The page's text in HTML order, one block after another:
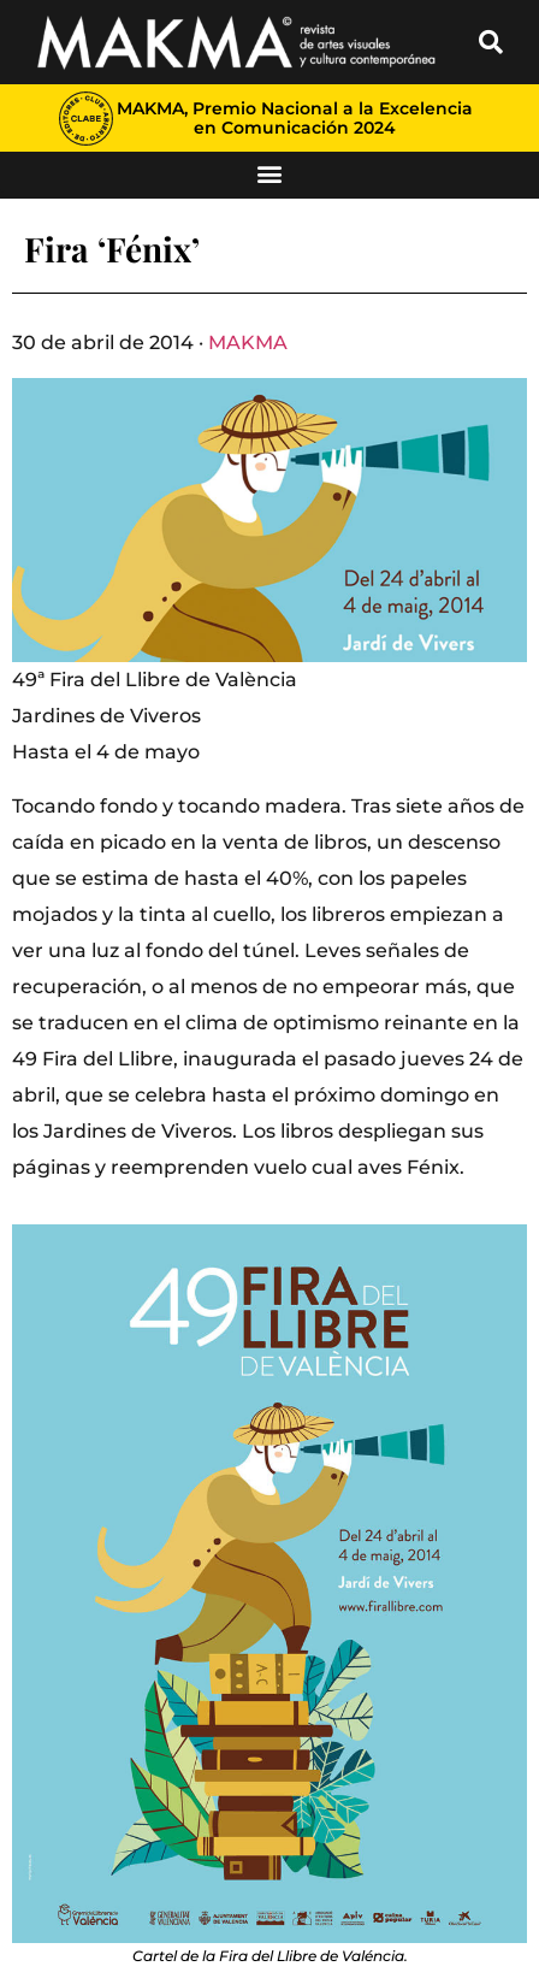
MAKMA, Premio Nacional a la Excelencia
en Comunicación 2024
Fira ‘Fénix’
30 de abril de 2014 · MAKMA
49ª Fira del Llibre de València
Jardines de Viveros
Hasta el 4 de mayo
Tocando fondo y tocando madera. Tras siete años de
caída en picado en la venta de libros, un descenso
que se estima de hasta el 40%, con los papeles
mojados y la tinta al cuello, los libreros empiezan a
ver una luz al fondo del túnel. Leves señales de
recuperación, o al menos de no empeorar más, que
se traducen en el clima de optimismo reinante en la
49 Fira del Llibre, inaugurada el pasado jueves 24 de
abril, que se celebra hasta el próximo domingo en
los Jardines de Viveros. Los libros despliegan sus
páginas y reemprenden vuelo cual aves Fénix.
Cartel de la Fira del Llibre de Valéncia.